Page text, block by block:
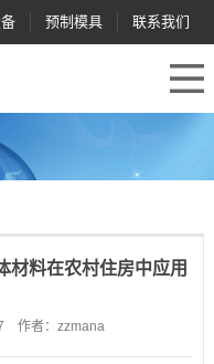
联系我们
预制模具
材料在农村住房中应用
作者：zzmana